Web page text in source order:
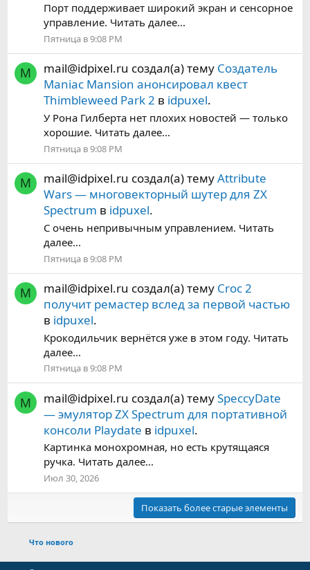
Порт поддерживает широкий экран и сенсорное
управление. Читать далее...
Пятница в 9:08 PM
M mail@idpixel.ru создал(а) тему Создатель
Maniac Mansion анонсировал квест
Thimbleweed Park 2 в idpuxel.
У Рона Гилберта нет плохих новостей — только
хорошие. Читать далее...
Пятница в 9:08 PM
M mail@idpixel.ru создал(а) темуAttribute
Wars — многовекторный шутер для ZX
Spectrum в idpuxel.
С очень непривычным управлением. Читать
далее...
Пятница в 9:08 PM
M mail@idpixel.ru создал(а) тему Croc 2
получит ремастер вслед за первой частью
в idpuxel.
Крокодильчик вернётся уже в этом году. Читать
далее...
Пятница в 9:08 PM
M mail@idpixel.ru создал(а) темуSpeccyDate
— эмулятор ZX Spectrum для портативной
консоли Playdate в idpuxel.
Картинка монохромная, но есть крутящаяся
ручка. Читать далее...
Июл 30, 2026
Показать более старые элементы
Что нового